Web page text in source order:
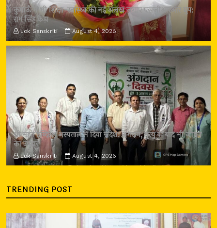
कुमाऊँ में भी शिक्षा-स्वास्थ्य की नई अलख जगाए एसजीआरआर ग्रुप:
राम सिंह कैड़ा
Lok Sanskriti August 4, 2026
श्री महंत इन्दिरेश अस्पताल में दिया संदेश: अंगदान, मृत्यु के बाद भी जीवन
का उपहार
Lok Sanskriti August 4, 2026
TRENDING POST